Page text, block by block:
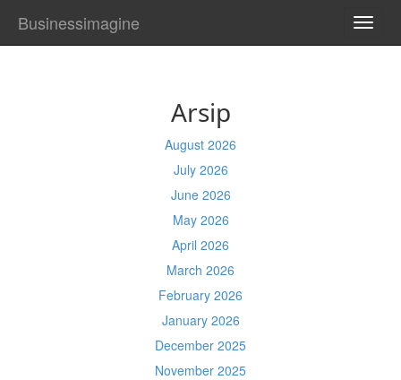
Businessimagine
Arsip
August 2026
July 2026
June 2026
May 2026
April 2026
March 2026
February 2026
January 2026
December 2025
November 2025